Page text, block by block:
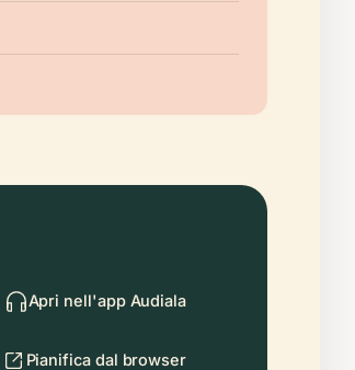
Apri nell'app Audiala
Pianifica dal browser